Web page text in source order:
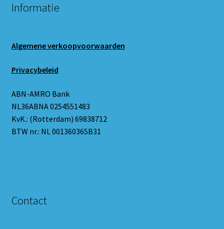
Informatie
Algemene verkoopvoorwaarden
Privacybeleid
ABN-AMRO Bank
NL36ABNA 0254551483
KvK.: (Rotterdam) 69838712
BTW nr.: NL 001360365B31
Contact